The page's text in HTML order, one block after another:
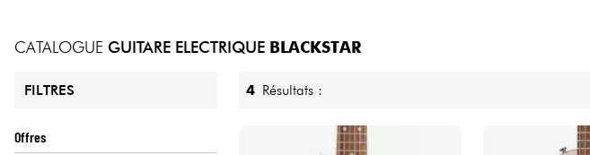
CATALOGUE GUITARE ELECTRIQUE BLACKSTAR
FILTRES
Offres
4 Résultats :